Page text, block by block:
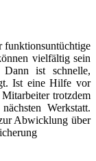
funktionsuntüchtige
vielfältig sein
ist schnelle,
Ist eine Hilfe vor
trotzdem
Werkstatt.
Abwicklung über